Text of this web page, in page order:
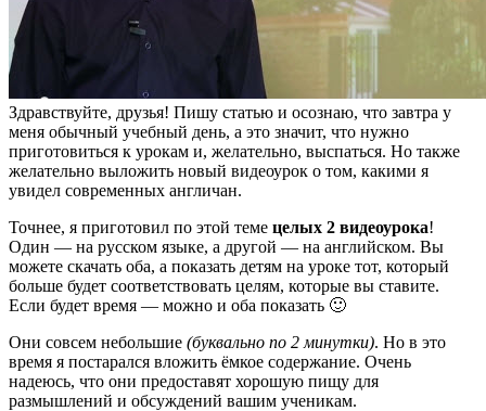
Здравствуйте, друзья! Пишу статью и осознаю, что завтра у
меня обычный учебный день, а это значит, что нужно
приготовиться к урокам и, желательно, выспаться. Но также
желательно выложить новый видеоурок о том, какими я
увидел современных англичан.
Точнее, я приготовил по этой теме целых 2 видеоурока!
Один — на русском языке, а другой — на английском. Вы
можете скачать оба, а показать детям на уроке тот, который
больше будет соответствовать целям, которые вы ставите.
Если будет время — можно и оба показать 🙂
Они совсем небольшие (буквально по 2 минутки). Но в это
время я постарался вложить ёмкое содержание. Очень
надеюсь, что они предоставят хорошую пищу для
размышлений и обсуждений вашим ученикам.